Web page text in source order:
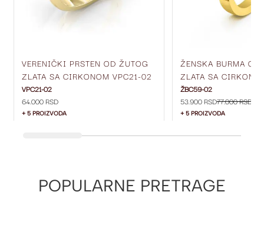
VERENIČKI PRSTEN OD ŽUTOG
ZLATA SA CIRKONOM VPC21-02
VPC21-02
64.000 RSD
+ 5 PROIZVODA
ŽENSKA BURMA OD
ZLATA SA
MM ŽBC59-02
ŽBC59-02
53.900 RSD77.000 RSD
+ 5 PROIZVODA
POPULARNE PRETRAGE